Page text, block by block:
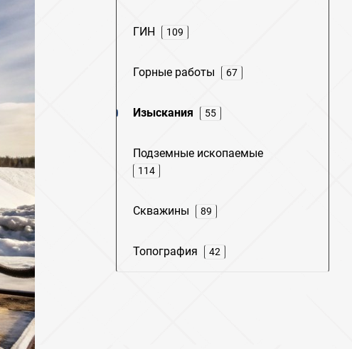
ГИН 109
Горные работы 67
Изыскания 55
Подземные ископаемые
114
Скважины 89
Топография 42